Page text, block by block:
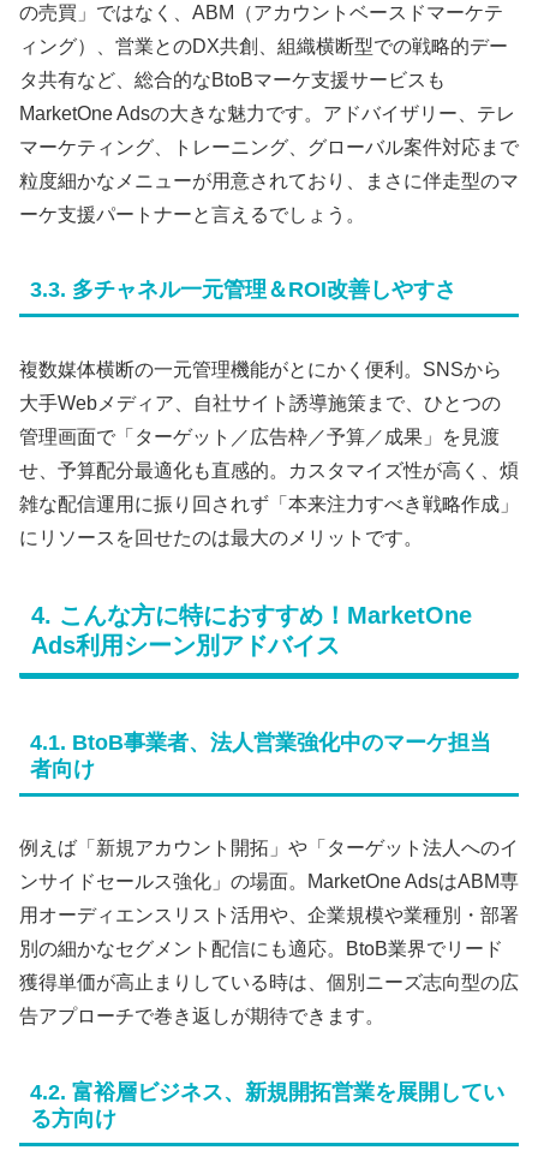
の売買」ではなく、ABM（アカウントベースドマーケテ
ィング）、営業とのDX共創、組織横断型での戦略的デー
タ共有など、総合的なBtoBマーケ支援サービスも
MarketOne Adsの大きな魅力です。アドバイザリー、テレ
マーケティング、トレーニング、グローバル案件対応まで
粒度細かなメニューが用意されており、まさに伴走型のマ
ーケ支援パートナーと言えるでしょう。
3.3. 多チャネル一元管理＆ROI改善しやすさ
複数媒体横断の一元管理機能がとにかく便利。SNSから
大手Webメディア、自社サイト誘導施策まで、ひとつの
管理画面で「ターゲット／広告枠／予算／成果」を見渡
せ、予算配分最適化も直感的。カスタマイズ性が高く、煩
雑な配信運用に振り回されず「本来注力すべき戦略作成」
にリソースを回せたのは最大のメリットです。
4. こんな方に特におすすめ！MarketOne
Ads利用シーン別アドバイス
4.1. BtoB事業者、法人営業強化中のマーケ担当
者向け
例えば「新規アカウント開拓」や「ターゲット法人へのイ
ンサイドセールス強化」の場面。MarketOne AdsはABM専
用オーディエンスリスト活用や、企業規模や業種別・部署
別の細かなセグメント配信にも適応。BtoB業界でリード
獲得単価が高止まりしている時は、個別ニーズ志向型の広
告アプローチで巻き返しが期待できます。
4.2. 富裕層ビジネス、新規開拓営業を展開してい
る方向け